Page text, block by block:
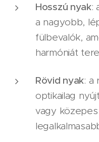
Hosszú nyak:
a nagyobb,
fülbevalók,
harmóniát
Rövid nyak: a
optikailag
vagy